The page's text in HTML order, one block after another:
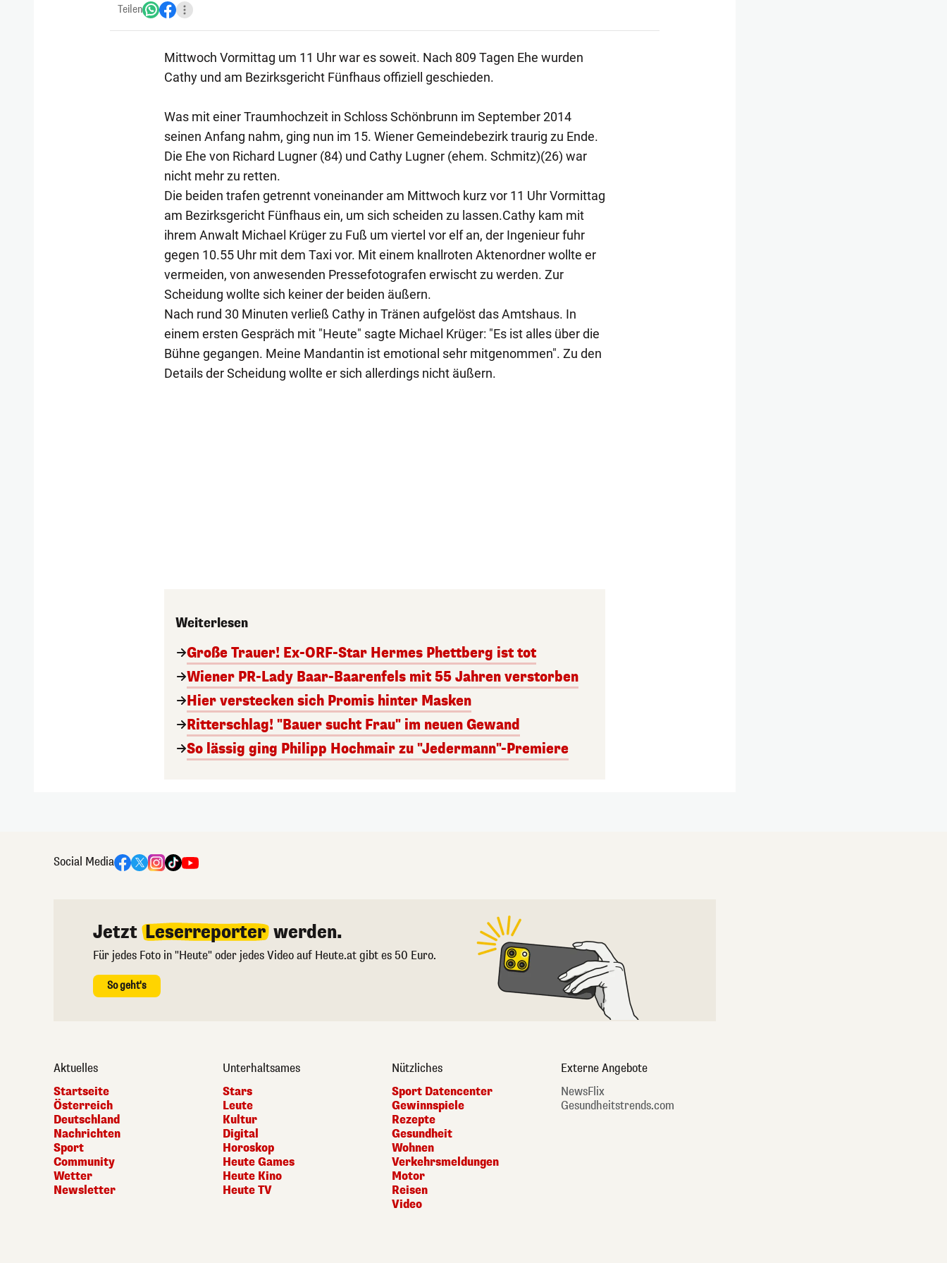
Teilen
Mittwoch Vormittag um 11 Uhr war es soweit. Nach 809 Tagen Ehe wurden
Cathy und am Bezirksgericht Fünfhaus offiziell geschieden.
Was mit einer Traumhochzeit in Schloss Schönbrunn im September 2014
seinen Anfang nahm, ging nun im 15. Wiener Gemeindebezirk traurig zu Ende.
Die Ehe von Richard Lugner (84) und Cathy Lugner (ehem. Schmitz)(26) war
nicht mehr zu retten.
Die beiden trafen getrennt voneinander am Mittwoch kurz vor 11 Uhr Vormittag
am Bezirksgericht Fünfhaus ein, um sich scheiden zu lassen.Cathy kam mit
ihrem Anwalt Michael Krüger zu Fuß um viertel vor elf an, der Ingenieur fuhr
gegen 10.55 Uhr mit dem Taxi vor. Mit einem knallroten Aktenordner wollte er
vermeiden, von anwesenden Pressefotografen erwischt zu werden. Zur
Scheidung wollte sich keiner der beiden äußern.
Nach rund 30 Minuten verließ Cathy in Tränen aufgelöst das Amtshaus. In
einem ersten Gespräch mit "Heute" sagte Michael Krüger: "Es ist alles über die
Bühne gegangen. Meine Mandantin ist emotional sehr mitgenommen". Zu den
Details der Scheidung wollte er sich allerdings nicht äußern.
Weiterlesen
Große Trauer! Ex-ORF-Star Hermes Phettberg ist tot
Wiener PR-Lady Baar-Baarenfels mit 55 Jahren verstorben
Hier verstecken sich Promis hinter Masken
Ritterschlag! "Bauer sucht Frau" im neuen Gewand
So lässig ging Philipp Hochmair zu "Jedermann"-Premiere
Social Media
Jetzt Leserreporter werden.
Für jedes Foto in "Heute" oder jedes Video auf Heute.at gibt es 50 Euro.
So geht's
Aktuelles
Startseite
Österreich
Deutschland
Nachrichten
Sport
Community
Wetter
Newsletter
Unterhaltsames
Stars
Leute
Kultur
Digital
Horoskop
Heute Games
Heute Kino
Heute TV
Nützliches
Sport Datencenter
Gewinnspiele
Rezepte
Gesundheit
Wohnen
Verkehrsmeldungen
Motor
Reisen
Video
Externe Angebote
NewsFlix
Gesundheitstrends.com